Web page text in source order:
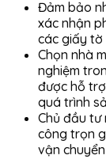
Đảm bảo
xác nhận
các giấy tờ
Chọn nhà
nghiệm
được hỗ
quá trình
Chủ đầu tư
công trọn
vận